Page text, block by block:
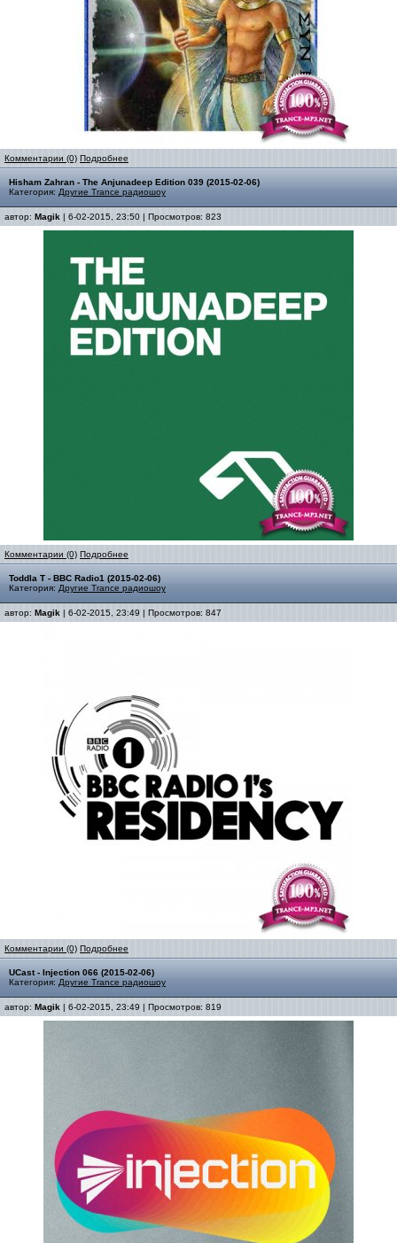
Комментарии (0) Подробнее
Hisham Zahran - The Anjunadeep Edition 039 (2015-02-06)
Категория: Другие Trance радиошоу
автор: Magik | 6-02-2015, 23:50 | Просмотров: 823
Комментарии (0) Подробнее
Toddla T - BBC Radio1 (2015-02-06)
Категория: Другие Trance радиошоу
автор: Magik | 6-02-2015, 23:49 | Просмотров: 847
Комментарии (0) Подробнее
UCast - Injection 066 (2015-02-06)
Категория: Другие Trance радиошоу
автор: Magik | 6-02-2015, 23:49 | Просмотров: 819